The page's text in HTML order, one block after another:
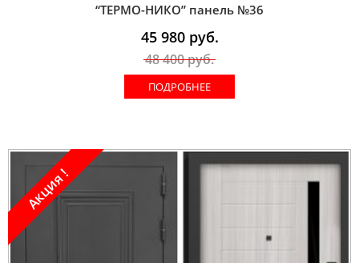
“ТЕРМО-НИКО” панель №36
45 980руб.
48 400руб.
ПОДРОБНЕЕ
Акция !